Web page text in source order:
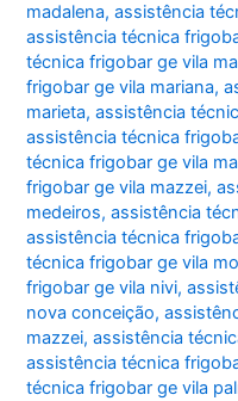
madalena,assistência
assistência técnica
técnica frigobar ge vila
frigobar ge vila mariana,
marieta,assistência
assistência técnica
técnica frigobar ge vila
frigobar ge vila mazzei,
medeiros,assistência
assistência técnica
técnica frigobar ge vila
frigobar ge vila nivi,
nova conceição,
mazzei,assistência
assistência técnica
técnica frigobar ge vila